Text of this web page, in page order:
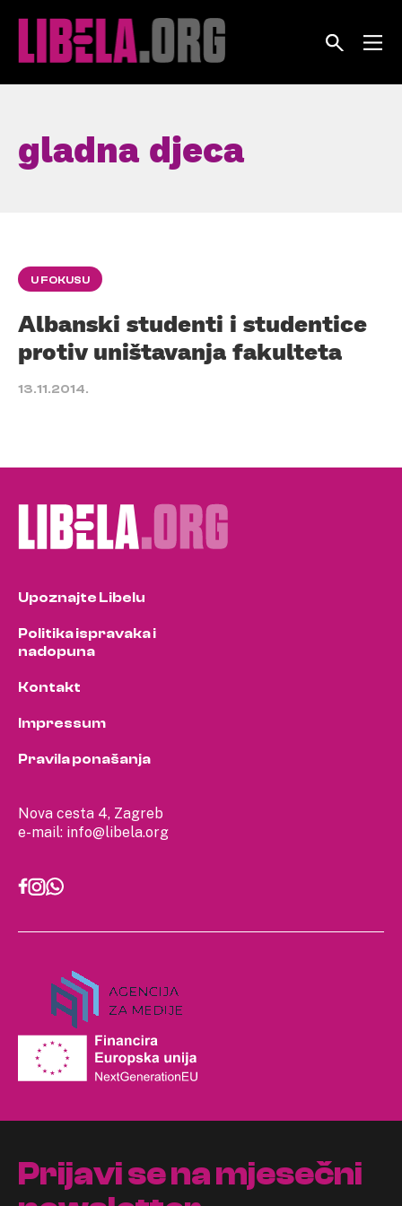
gladna djeca
U FOKUSU
Albanski studenti i studentice
protiv uništavanja fakulteta
13.11.2014.
Nova cesta 4, Zagreb
e-mail: info@libela.org
Upoznajte Libelu
Politika ispravaka i
nadopuna
Kontakt
Impressum
Pravila ponašanja
Prijavi se na mjesečni